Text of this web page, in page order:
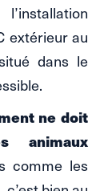
extérieur au
dans le
ne doit
animaux
comme les